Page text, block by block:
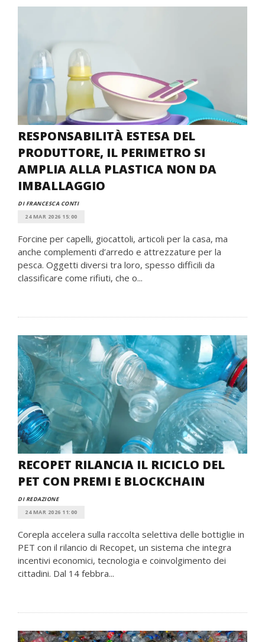
RESPONSABILITÀ ESTESA DEL
PRODUTTORE, IL PERIMETRO SI
AMPLIA ALLA PLASTICA NON DA
IMBALLAGGIO
DI FRANCESCA CONTI
24 MAR 2026 15:00
Forcine per capelli, giocattoli, articoli per la casa, ma
anche complementi d’arredo e attrezzature per la
pesca. Oggetti diversi tra loro, spesso difficili da
classificare come rifiuti, che o...
RECOPET RILANCIA IL RICICLO DEL
PET CON PREMI E BLOCKCHAIN
DI REDAZIONE
24 MAR 2026 11:00
Corepla accelera sulla raccolta selettiva delle bottiglie in
PET con il rilancio di Recopet, un sistema che integra
incentivi economici, tecnologia e coinvolgimento dei
cittadini. Dal 14 febbra...